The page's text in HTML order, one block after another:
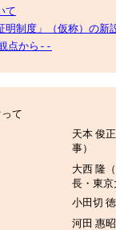
て
制度」（仮称）の新
点から--
て
天本 俊
事）
大西 隆
長・東
小田切
河田 惠